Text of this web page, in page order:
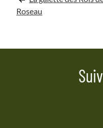
l’article
Roseau